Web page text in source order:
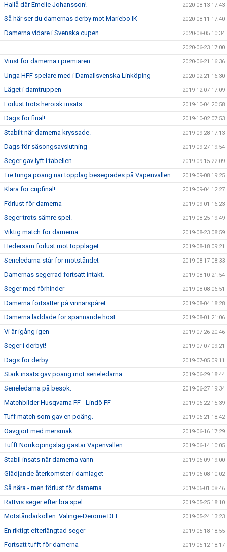
Hallå där Emelie Johansson! 2020-08-13 17:43
Så här ser du damernas derby mot Mariebo IK 2020-08-11 17:40
Damerna vidare i Svenska cupen 2020-08-05 10:34
2020-06-23 17:00
Vinst för damerna i premiären 2020-06-21 16:36
Unga HFF spelare med i Damallsvenska Linköping 2020-02-21 16:30
Läget i damtruppen 2019-12-07 17:09
Förlust trots heroisk insats 2019-10-04 20:58
Dags för final! 2019-10-02 07:53
Stabilt när damerna kryssade. 2019-09-28 17:13
Dags för säsongsavslutning 2019-09-27 19:54
Seger gav lyft i tabellen 2019-09-15 22:09
Tre tunga poäng när topplag besegrades på Vapenvallen 2019-09-08 19:25
Klara för cupfinal! 2019-09-04 12:27
Förlust för damerna 2019-09-01 16:23
Seger trots sämre spel. 2019-08-25 19:49
Viktig match för damerna 2019-08-23 08:59
Hedersam förlust mot topplaget 2019-08-18 09:21
Serieledarna står för motståndet 2019-08-17 08:33
Damernas segerrad fortsatt intakt. 2019-08-10 21:54
Seger med förhinder 2019-08-08 06:51
Damerna fortsätter på vinnarspåret 2019-08-04 18:28
Damerna laddade för spännande höst. 2019-08-01 21:06
Vi är igång igen 2019-07-26 20:46
Seger i derbyt! 2019-07-07 09:21
Dags för derby 2019-07-05 09:11
Stark insats gav poäng mot serieledarna 2019-06-29 18:44
Serieledarna på besök. 2019-06-27 19:34
Matchbilder Husqvarna FF - Lindö FF 2019-06-22 15:39
Tuff match som gav en poäng. 2019-06-21 18:42
Oavgjort med mersmak 2019-06-16 17:29
Tufft Norrköpingslag gästar Vapenvallen 2019-06-14 10:05
Stabil insats när damerna vann 2019-06-09 19:00
Glädjande återkomster i damlaget 2019-06-08 10:02
Så nära - men förlust för damerna 2019-06-01 08:46
Rättvis seger efter bra spel 2019-05-25 18:10
Motståndarkollen: Valinge-Derome DFF 2019-05-24 13:23
En riktigt efterlängtad seger 2019-05-18 18:55
Fortsatt tufft för damerna 2019-05-12 18:17